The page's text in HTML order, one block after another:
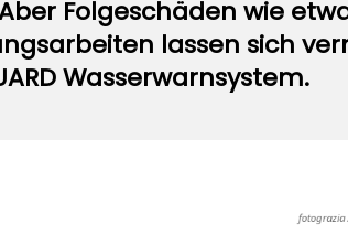
Folgeschäden wie
lassen sich
Wasserwarnsystem.